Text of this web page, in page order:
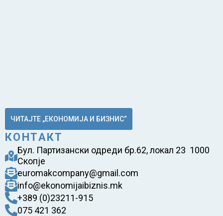
ЧИТАЈТЕ „ЕКОНОМИЈА И БИЗНИС“
КОНТАКТ
Бул. Партизански одреди бр.62, локал 23 1000
Скопје
euromakcompany@gmail.com
info@ekonomijaibiznis.mk
+389 (0)23211-915
075 421 362